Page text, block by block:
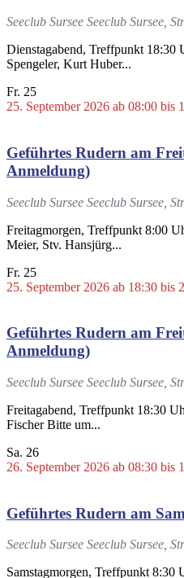
Seeclub Sursee Seeclub Sursee,
Dienstagabend, Treffpunkt 18:30
Spengeler, Kurt Huber...
Fr. 25
25. September 2026 ab 08:00 bis
Geführtes Rudern am
Anmeldung)
Seeclub Sursee Seeclub Sursee,
Freitagmorgen, Treffpunkt 8:00
Meier, Stv. Hansjürg...
Fr. 25
25. September 2026 ab 18:30 bis
Geführtes Rudern am
Anmeldung)
Seeclub Sursee Seeclub Sursee,
Freitagabend, Treffpunkt 18:30
Fischer Bitte um...
Sa. 26
26. September 2026 ab 08:30 bis
Geführtes Rudern am
Seeclub Sursee Seeclub Sursee,
Samstagmorgen, Treffpunkt 8:30